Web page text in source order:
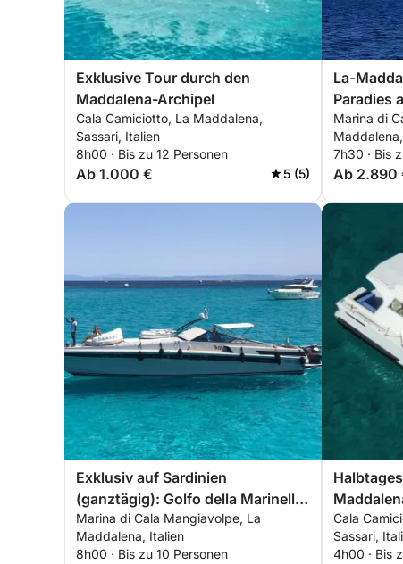
Exklusive Tour durch den
Maddalena-Archipel
Cala Camiciotto, La Maddalena,
Sassari, Italien
8h00 · Bis zu 12 Personen
Ab 1.000 € 5 (5)
La-
Paradies
Marina di
7h30 · Bis
Ab 2.890
Exklusiv auf Sardinien
(ganztägig): Golfo della Marinella,
Mortorio und La Maddalena
Marina di Cala Mangiavolpe, La
Maddalena, Italien
8h00 · Bis zu 10 Personen
Cala
Sassari,
4h00 · Bis